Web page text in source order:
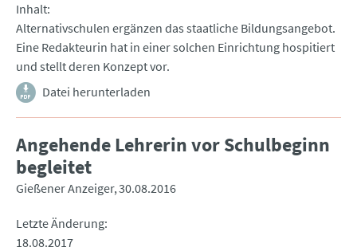
Inhalt
Alternativschulen ergänzen das staatliche Bildungsangebot.
Eine Redakteurin hat in einer solchen Einrichtung hospitiert
und stellt deren Konzept vor.
Datei herunterladen
Angehende Lehrerin vor Schulbeginn
begleitet
Gießener Anzeiger 30.08.2016
Letzte Änderung
18.08.2017